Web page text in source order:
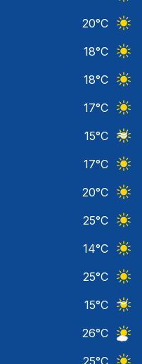
20°C
18°C
18°C
17°C
15°C
17°C
20°C
25°C
14°C
25°C
15°C
26°C
25°C